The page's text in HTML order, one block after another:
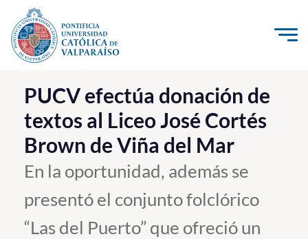
Click acá para ir directamente al contenido
La Universidad
Investigación, Creación e Innovación
PUCV Internacional
Vinculación con el Medio
Admisión
PUCV efectúa donación de
textos al Liceo José Cortés
Brown de Viña del Mar
En la oportunidad, además se
presentó el conjunto folclórico
“Las del Puerto” que ofreció un